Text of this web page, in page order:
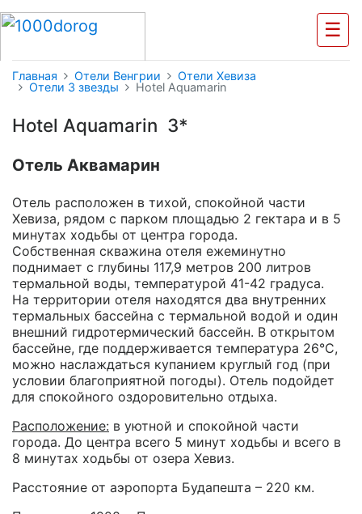
☰
Главная Отели Венгрии
Отели Хевиза
Отели 3 звезды
Hotel Aquamarin
Hotel Aquamarin 3*
Отель Аквамарин
Отель расположен в тихой, спокойной части
Хевиза, рядом с парком площадью 2 гектара и в 5
минутах ходьбы от центра города.
Собственная скважина отеля ежеминутно
поднимает с глубины 117,9 метров 200 литров
термальной воды, температурой 41-42 градуса.
На территории отеля находятся два внутренних
термальных бассейна с термальной водой и один
внешний гидротермический бассейн. В открытом
бассейне, где поддерживается температура 26°C,
можно наслаждаться купанием круглый год (при
условии благоприятной погоды). Отель подойдет
для спокойного оздоровительно отдыха.
Расположение: в уютной и спокойной части
города. До центра всего 5 минут ходьбы и всего в
8 минутах ходьбы от озера Хевиз.
Расстояние от аэропорта Будапешта – 220 км.